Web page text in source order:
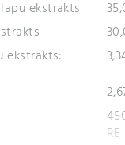
ekstrakts
ekstrakts:
RE